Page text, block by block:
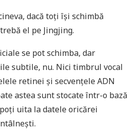
dacă toți își schimbă
el pe Jingjing.
se pot schimba, dar
subtile, nu. Nici timbrul vocal
retinei și secvențele ADN
astea sunt stocate într-o bază
uita la datele oricărei